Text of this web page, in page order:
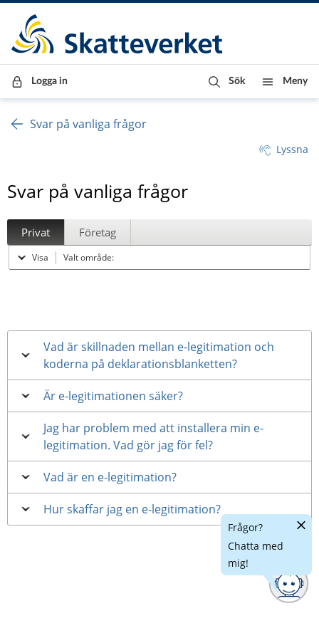
Till innehåll
Till navigationen
Till chattrobot
Logga in Sök Meny
Svar på vanliga frågor
Lyssna
Svar på vanliga frågor
Privat Företag
Visa Valt område:
Vad är skillnaden mellan e-legitimation och
koderna på deklarationsblanketten?
Är e-legitimationen säker?
Jag har problem med att installera min e-
legitimation. Vad gör jag för fel?
Vad är en e-legitimation?
Hur skaffar jag en e-legitimation?
Frågor?
Chatta med
mig!
Dölj